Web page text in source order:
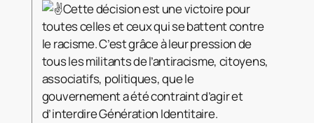
Cette décision est une victoire pour
toutes celles et ceux qui se battent contre
le racisme. C’est grâce à leur pression de
tous les militants de l’antiracisme, citoyens,
associatifs, politiques, que le
gouvernement a été contraint d’agir et
d’interdire Génération Identitaire.